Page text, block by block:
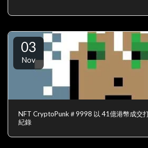
03
Nov
NFT CryptoPunk＃9998 以 41億港幣成交
紀錄